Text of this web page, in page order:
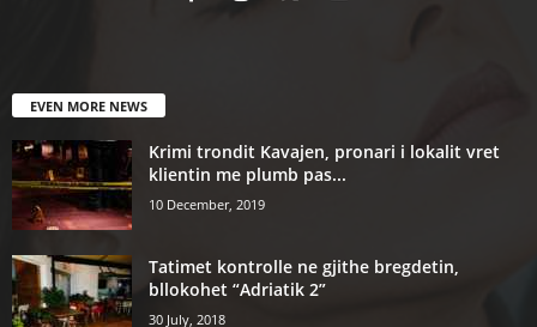
EVEN MORE NEWS
Krimi trondit Kavajen, pronari i lokalit vret
klientin me plumb pas...
10 December, 2019
Tatimet kontrolle ne gjithe bregdetin,
bllokohet “Adriatik 2”
30 July, 2018